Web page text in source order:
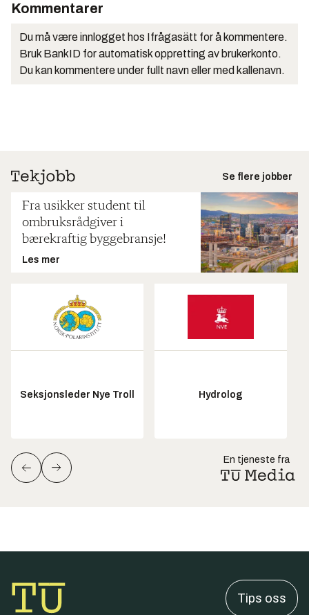
Kommentarer
Du må være innlogget hos Ifrågasätt for å kommentere.
Bruk BankID for automatisk oppretting av brukerkonto.
Du kan kommentere under fullt navn eller med kallenavn.
Se flere jobber
Fra usikker student til
ombruksrådgiver i
bærekraftig byggebransje!
Les mer
Seksjonsleder Nye Troll Hydrolog
En tjeneste fra
Tips oss